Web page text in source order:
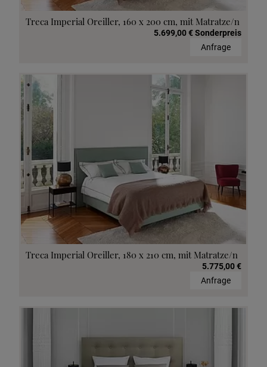
Treca Imperial Oreiller, 160 x 200 cm, mit Matratze/n
5.699,00 € Sonderpreis
Anfrage
Treca Imperial Oreiller, 180 x 210 cm, mit Matratze/n
5.775,00 €
Anfrage